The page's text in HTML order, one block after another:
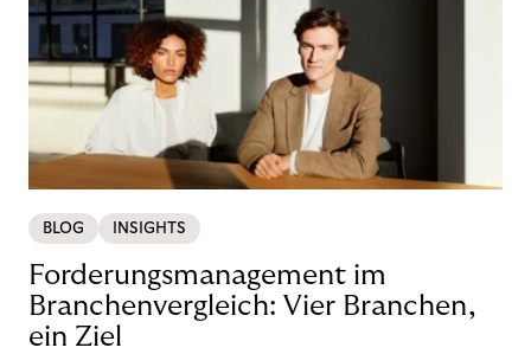
BLOG INSIGHTS
Forderungsmanagement im
Branchenvergleich: Vier Branchen,
ein Ziel